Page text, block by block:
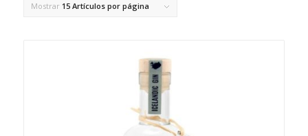
Mostrar 15 Artículos por página